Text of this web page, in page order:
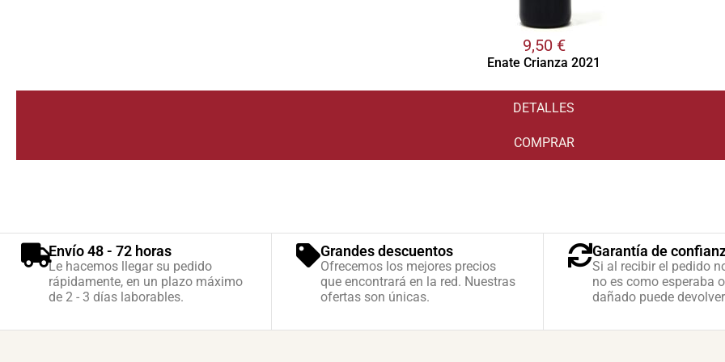
9,50 €
Enate Crianza 2021
DETALLES
COMPRAR
Envío 48 - 72 horas
Le hacemos llegar su pedido
rápidamente, en un plazo máximo
de 2 - 3 días laborables.
Grandes descuentos
Ofrecemos los mejores precios
que encontrará en la red. Nuestras
ofertas son únicas.
Garantía de
Si al recibir el pedido
no es como esperaba
dañado puede